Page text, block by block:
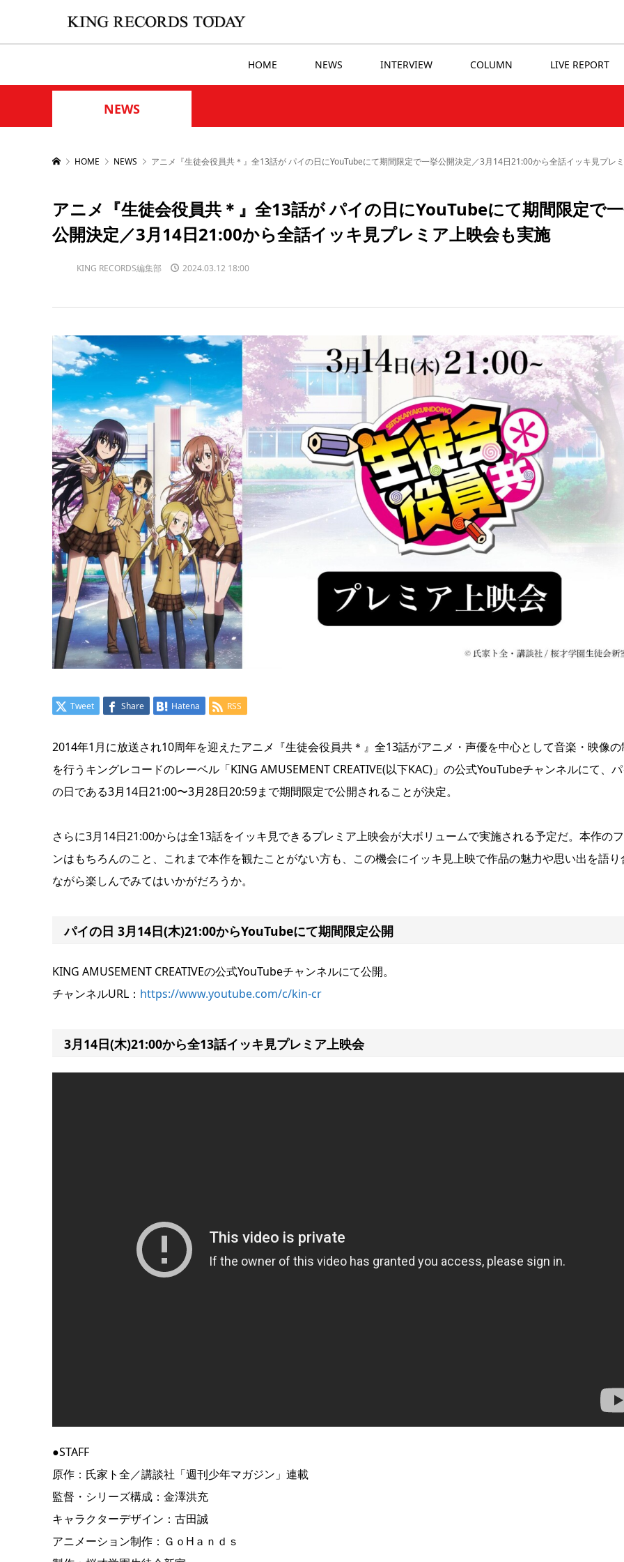
HOME NEWS INTERVIEW COLUMN LIVE REPORT
NEWS
HOME NEWS アニメ『生徒会役員共＊』全13話が パイの日にYouTubeにて期間限定で一挙公開決定／3月14日21:00から全話イッキ見プレ
アニメ『生徒会役員共＊』全13話が パイの日にYouTubeにて期間限定で
公開決定／3月14日21:00から全話イッキ見プレミア上映会も実施
KING RECORDS編集部 2024.03.12 18:00
Tweet Share Hatena RSS
2014年1月に放送され10周年を迎えたアニメ『生徒会役員共＊』全13話がアニメ・声優を中心として音楽・映像の
を行うキングレコードのレーベル「KING AMUSEMENT CREATIVE(以下KAC)」の公式YouTubeチャンネルにて、
の日である3月14日21:00〜3月28日20:59まで期間限定で公開されることが決定。
さらに3月14日21:00からは全13話をイッキ見できるプレミア上映会が大ボリュームで実施される予定だ。本作の
ンはもちろんのこと、これまで本作を観たことがない方も、この機会にイッキ見上映で作品の魅力や思い出を語り
ながら楽しんでみてはいかがだろうか。
パイの日 3月14日(木)21:00からYouTubeにて期間限定公開
KING AMUSEMENT CREATIVEの公式YouTubeチャンネルにて公開。
チャンネルURL： https://www.youtube.com/c/kin-cr
3月14日(木)21:00から全13話イッキ見プレミア上映会
●STAFF
原作：氏家ト全／講談社「週刊少年マガジン」連載
監督・シリーズ構成：金澤洪充
キャラクターデザイン：古田誠
アニメーション制作：ＧｏHａｎｄｓ